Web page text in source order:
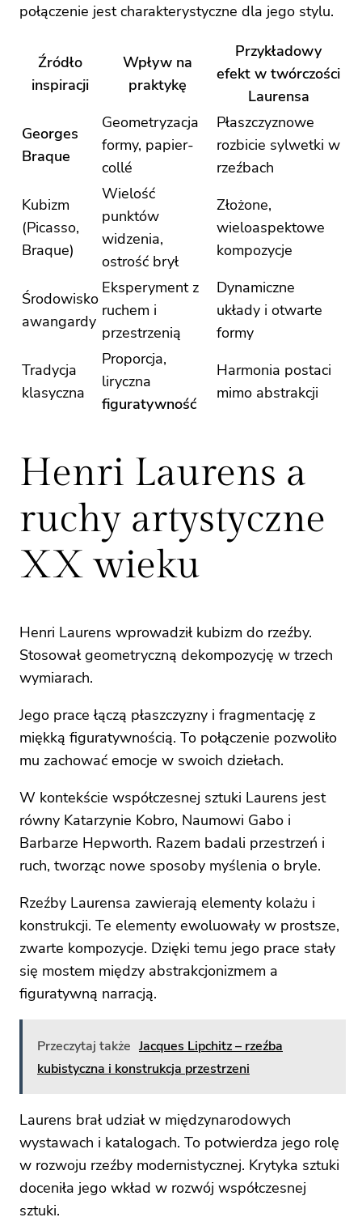
połączenie jest charakterystyczne dla jego stylu.
Źródło
inspiracji
Wpływ na
praktykę
Przykładowy
efekt w twórczości
Laurensa
Georges
Braque
Geometryzacja
formy, papier-
collé
Płaszczyznowe
rozbicie sylwetki w
rzeźbach
Kubizm
(Picasso,
Braque)
Wielość
punktów
widzenia,
ostrość brył
Złożone,
wieloaspektowe
kompozycje
Środowisko
awangardy
Eksperyment z
ruchem i
przestrzenią
Dynamiczne
układy i otwarte
formy
Tradycja
klasyczna
Proporcja,
liryczna
figuratywność
Harmonia postaci
mimo abstrakcji
Henri Laurens a
ruchy artystyczne
XX wieku
Henri Laurens wprowadził kubizm do rzeźby.
Stosował geometryczną dekompozycję w trzech
wymiarach.
Jego prace łączą płaszczyzny i fragmentację z
miękką figuratywnością. To połączenie pozwoliło
mu zachować emocje w swoich dziełach.
W kontekście współczesnej sztuki Laurens jest
równy Katarzynie Kobro, Naumowi Gabo i
Barbarze Hepworth. Razem badali przestrzeń i
ruch, tworząc nowe sposoby myślenia o bryle.
Rzeźby Laurensa zawierają elementy kolażu i
konstrukcji. Te elementy ewoluowały w prostsze,
zwarte kompozycje. Dzięki temu jego prace stały
się mostem między abstrakcjonizmem a
figuratywną narracją.
Przeczytaj także Jacques Lipchitz – rzeźba
kubistyczna i konstrukcja przestrzeni
Laurens brał udział w międzynarodowych
wystawach i katalogach. To potwierdza jego rolę
w rozwoju rzeźby modernistycznej. Krytyka sztuki
doceniła jego wkład w rozwój współczesnej
sztuki.